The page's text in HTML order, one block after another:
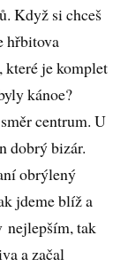
Když si chceš
hřbitova
které je komplet
kánoe?
centrum. U
dobrý bizár.
obrýlený
jdeme blíž a
nejlepším, tak
a začal